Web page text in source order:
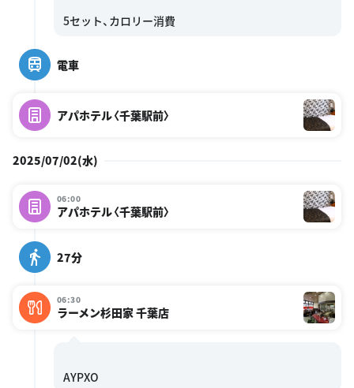
電車
アパホテル〈千葉駅前〉
2025/07/02(水)
06:00
アパホテル〈千葉駅前〉
27分
06:30
ラーメン杉田家 千葉店